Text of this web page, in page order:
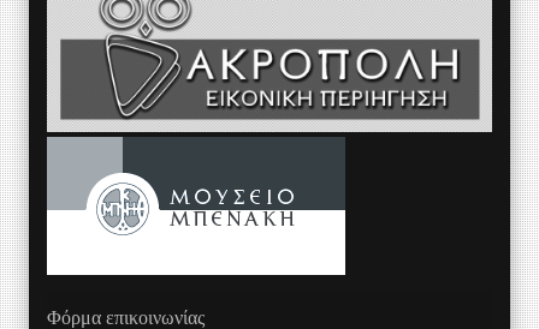
Φόρμα επικοινωνίας